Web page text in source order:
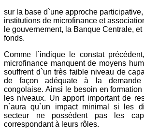
sur la base d`une approche
institutions de microfinance et
le gouvernement, la Banque Centrale,
fonds.
Comme l`indique le constat
microfinance manquent de moyens
souffrent d`un très faible niveau de
de façon adéquate à la
congolaise. Ainsi le besoin en
les niveaux. Un apport important de
n`aura qu`un impact minimal si les
secteur ne possèdent pas les
correspondant à leurs rôles.